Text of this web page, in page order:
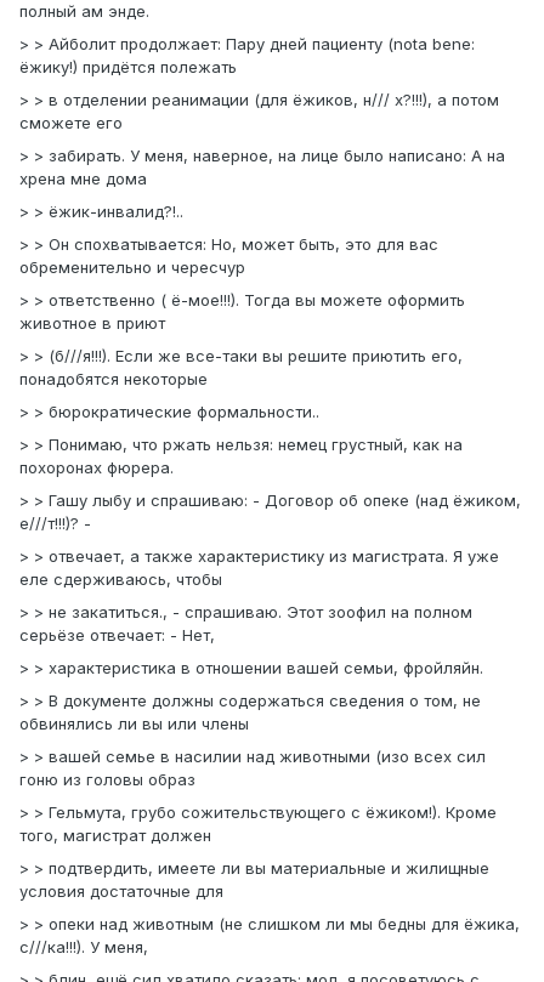
полный ам энде.
> > Айболит продолжает: Пару дней пациенту (nоtа bеnе:
ёжику!) придётся полежать
> > в отделении реанимации (для ёжиков, н/// х?!!!), а потом
сможете его
> > забирать. У меня, наверное, на лице было написано: А на
хрена мне дома
> > ёжик-инвалид?!..
> > Он спохватывается: Но, может быть, это для вас
обременительно и чересчур
> > ответственно ( ё-мое!!!). Тогда вы можете оформить
животное в приют
> > (б///я!!!). Если же все-таки вы решите приютить его,
понадобятся некоторые
> > бюрократические формальности..
> > Понимаю, что ржать нельзя: немец грустный, как на
похоронах фюрера.
> > Гашу лыбу и спрашиваю: - Договор об опеке (над ёжиком,
е///т!!!)? -
> > отвечает, а также характеристику из магистрата. Я уже
еле сдерживаюсь, чтобы
> > не закатиться., - спрашиваю. Этот зоофил на полном
серьёзе отвечает: - Нет,
> > характеристика в отношении вашей семьи, фройляйн.
> > В документе должны содержаться сведения о том, не
обвинялись ли вы или члены
> > вашей семье в насилии над животными (изо всех сил
гоню из головы образ
> > Гельмута, грубо сожительствующего с ёжиком!). Кроме
того, магистрат должен
> > подтвердить, имеете ли вы материальные и жилищные
условия достаточные для
> > опеки над животным (не слишком ли мы бедны для ёжика,
с///ка!!!). У меня,